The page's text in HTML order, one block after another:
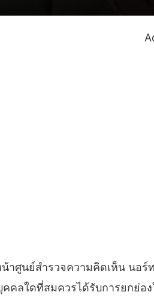
ศูนย์สำรวจความคิดเห็น นอร์
คคลใดที่สมควรได้รับการยกย่